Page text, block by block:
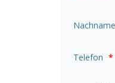
Nachname
Telefon *